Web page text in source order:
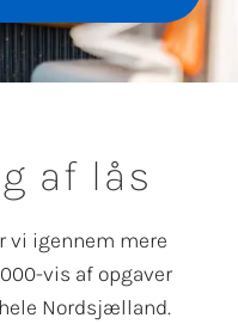
af lås
vi igennem mere
vis af opgaver
Nordsjælland.